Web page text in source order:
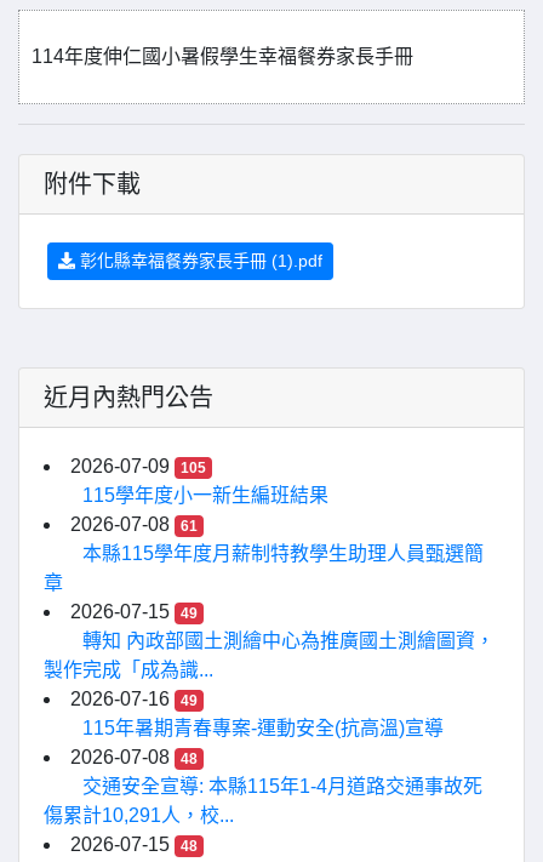
114年度伸仁國小暑假學生幸福餐券家長手冊
附件下載
彰化縣幸福餐券家長手冊 (1).pdf
近月內熱門公告
2026-07-09 105
115學年度小一新生編班結果
2026-07-08
61
本縣115學年度月薪制特教學生助理人員甄選簡
章
2026-07-15
49
轉知 內政部國土測繪中心為推廣國土測繪圖資，
製作完成「成為識...
2026-07-16
49
115年暑期青春專案-運動安全(抗高溫)宣導
2026-07-08
48
交通安全宣導: 本縣115年1-4月道路交通事故死
傷累計10,291人，校...
2026-07-15
48